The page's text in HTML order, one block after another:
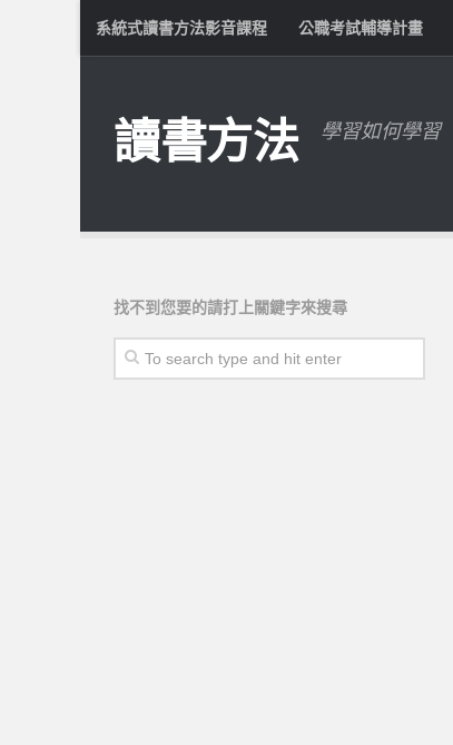
系統式讀書方法影音課程 公職考試輔導計畫
讀書方法 學習如何學習
找不到您要的請打上關鍵字來搜尋